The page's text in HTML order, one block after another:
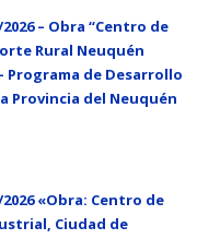
– Obra “Centro de
Rural Neuquén
Programa de Desarrollo
Provincia del Neuquén
«Obra: Centro de
Ciudad de